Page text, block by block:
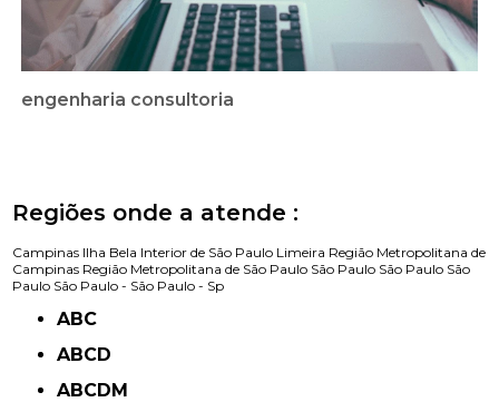
engenharia consultoria
Regiões onde a atende :
Campinas Ilha Bela Interior de São Paulo Limeira Região Metropolitana de
Campinas Região Metropolitana de São Paulo São Paulo São Paulo São
Paulo São Paulo - São Paulo - Sp
ABC
ABCD
ABCDM